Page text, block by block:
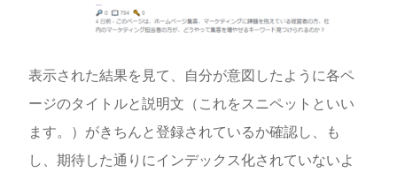
表示された結果を見て、自分が意図したように各ペ
ージのタイトルと説明文（これをスニペットといい
ます。）がきちんと登録されているか確認し、も
し、期待した通りにインデックス化されていないよ